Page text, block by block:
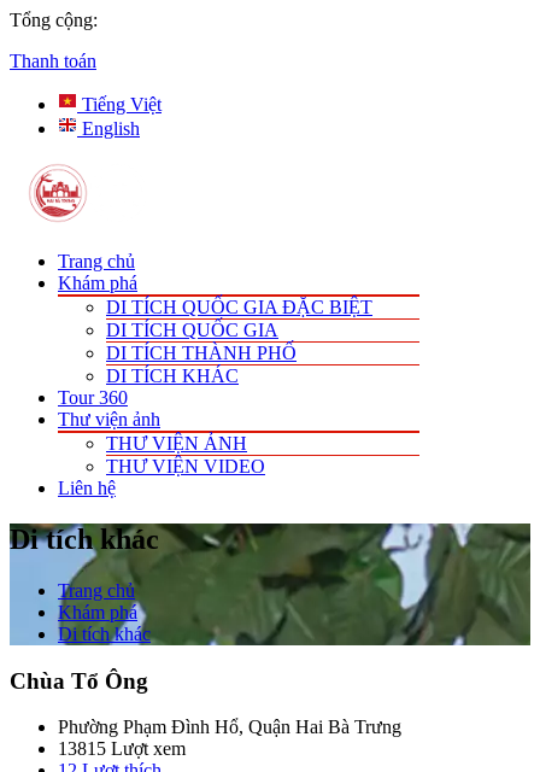
Tổng cộng:
Thanh toán
Tiếng Việt
English
Trang chủ
Khám phá
DI TÍCH QUỐC GIA ĐẶC BIỆT
DI TÍCH QUỐC GIA
DI TÍCH THÀNH PHỐ
DI TÍCH KHÁC
Tour 360
Thư viện ảnh
THƯ VIỆN ẢNH
THƯ VIỆN VIDEO
Liên hệ
Di tích khác
Trang chủ
Khám phá
Di tích khác
Chùa Tổ Ông
Phường Phạm Đình Hổ, Quận Hai Bà Trưng
13815 Lượt xem